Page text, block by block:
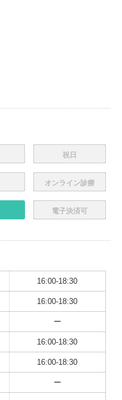
祝日
オンライン診療
電子決済可
16:00-18:30
16:00-18:30
ー
16:00-18:30
16:00-18:30
ー